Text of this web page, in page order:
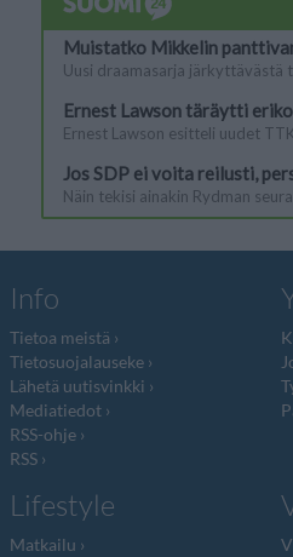
Info
Tietoa meistä
Tietosuojalauseke
Lähetä uutisvinkki
Mediatiedot
RSS-ohje
RSS
Lifestyle
Matkailu